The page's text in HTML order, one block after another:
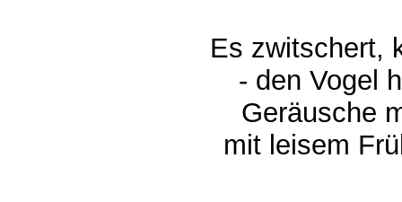
Es zwitschert,
- den Vogel
Geräusche
mit leisem